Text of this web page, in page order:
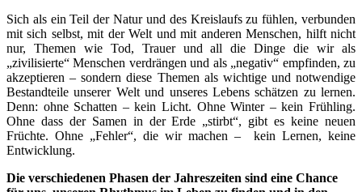
Sich als ein Teil der Natur und des Kreislaufs zu fühlen, verbunden
mit sich selbst, mit der Welt und mit anderen Menschen, hilft nicht
nur, Themen wie Tod, Trauer und all die Dinge die wir als
„zivilisierte“ Menschen verdrängen und als „negativ“ empfinden, zu
akzeptieren – sondern diese Themen als wichtige und notwendige
Bestandteile unserer Welt und unseres Lebens schätzen zu lernen.
Denn: ohne Schatten – kein Licht. Ohne Winter – kein Frühling.
Ohne dass der Samen in der Erde „stirbt“, gibt es keine neuen
Früchte. Ohne „Fehler“, die wir machen – kein Lernen, keine
Entwicklung.
Die verschiedenen Phasen der Jahreszeiten sind eine Chance